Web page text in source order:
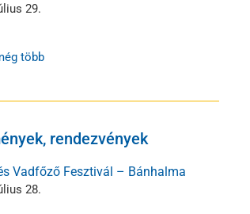
29.
több
rendezvények
és Vadfőző Fesztivál – Bánhalma
28.